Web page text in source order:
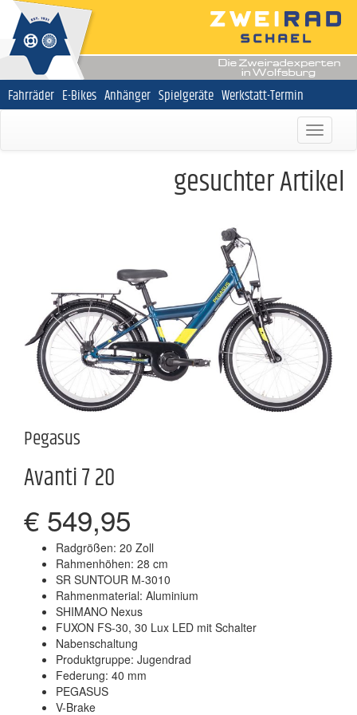
Navigation
überspringen
Fahrräder E-Bikes Anhänger Spielgeräte Werkstatt-Termin
gesuchter Artikel
Pegasus
Avanti 7 20
€ 549,95
Radgrößen: 20 Zoll
Rahmenhöhen: 28 cm
SR SUNTOUR M-3010
Rahmenmaterial: Aluminium
SHIMANO Nexus
FUXON FS-30, 30 Lux LED mit Schalter
Nabenschaltung
Produktgruppe: Jugendrad
Federung: 40 mm
PEGASUS
V-Brake